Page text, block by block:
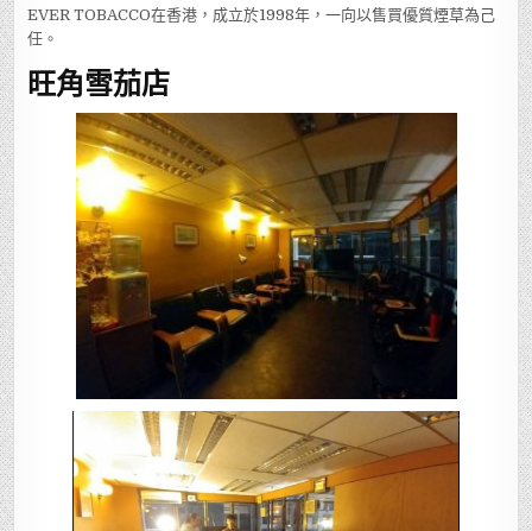
EVER TOBACCO在香港，成立於1998年，一向以售買優質煙草為己
任。
旺角雪茄店